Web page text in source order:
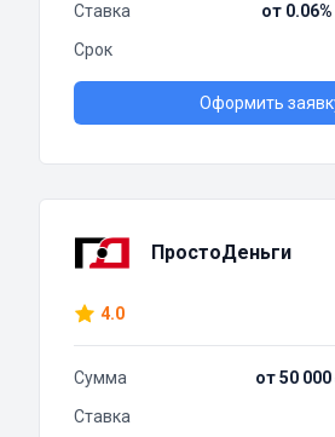
Ставка
от
Срок
Оформить
ПростоДеньги
4.0
Сумма
от 50
Ставка